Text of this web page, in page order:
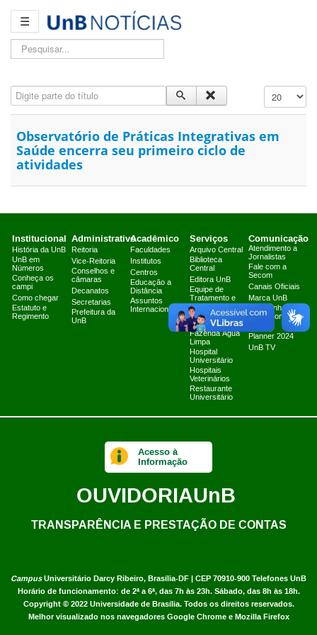
☰
Pesquisar...
Digite parte do título Exibir #
Observatório de Práticas Integrativas em
Saúde encerra seu primeiro ciclo de
atividades
Institucional
História da UnB
UnB em
Números
Conheça os
campi
Como chegar
Estatuto e
Regimento
Administrativo
Reitoria
Vice-Reitoria
Conselhos e
câmaras
Decanatos
Secretarias
Prefeitura da
UnB
Acadêmico
Faculdades
Institutos
Centros
Educação a
Distância
Assuntos
Internacionais
Serviços
Arquivo Central
Biblioteca
Central
Editora UnB
Equipe de
Tratamento e
Resposta a
Incidentes
Cibernéticos
Fazenda Água
Limpa
Hospital
Universitário
Hospitais
Veterinários
Restaurante
Universitário
Comunicação
Atendimento a
Jornalistas
Fale com a
Secom
Canais Oficiais
Marca UnB
Campanha
Institucional
Planner 2024
UnB TV
CampusUniversitário Darcy Ribeiro, Brasília-DF | CEP 70910-900 Telefones UnB
Horário de funcionamento: de 2ª a 6ª, das 7h às 23h. Sábado, das 8h às 18h.
Copyright © 2022 Universidade de Brasília. Todos os direitos reservados.
Melhor visualizado nos navegadores Google Chrome e Mozilla Firefox
Acesso à
Informação
OUVIDORIAUnB
TRANSPARÊNCIA E PRESTAÇÃO DE CONTAS